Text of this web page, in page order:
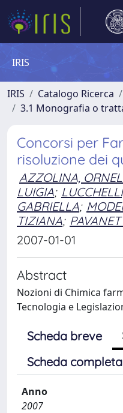
IRIS
IRIS Catalogo Ricerca
3.1 Monografia o
Concorsi per
risoluzione dei
AZZOLINA,
LUIGIA;
GABRIELLA;
TIZIANA;
2007-01-01
Abstract
Nozioni di Chimica
Tecnologia e
Scheda breve
Scheda
Anno
2007